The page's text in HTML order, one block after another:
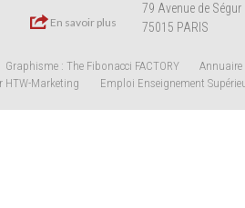
En savoir plus
79 Avenue de Ségur
75015 PARIS
Graphisme : The Fibonacci FACTORY
Annuaire
HTW-Marketing
Emploi Enseignement